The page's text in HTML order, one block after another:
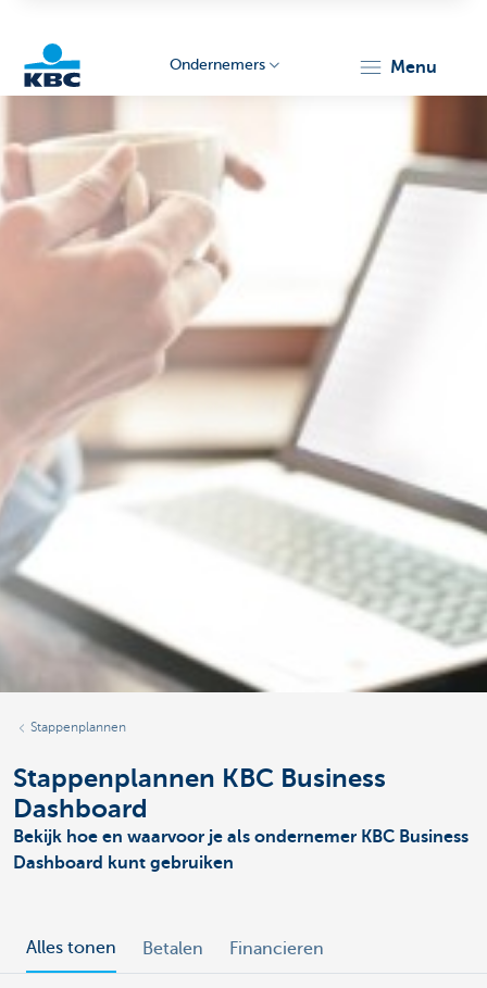
Ondernemers menu
Stappenplannen
Stappenplannen KBC Business
Dashboard
Bekijk hoe en waarvoor je als ondernemer KBC Business
Dashboard kunt gebruiken
Alles tonen Betalen Financieren